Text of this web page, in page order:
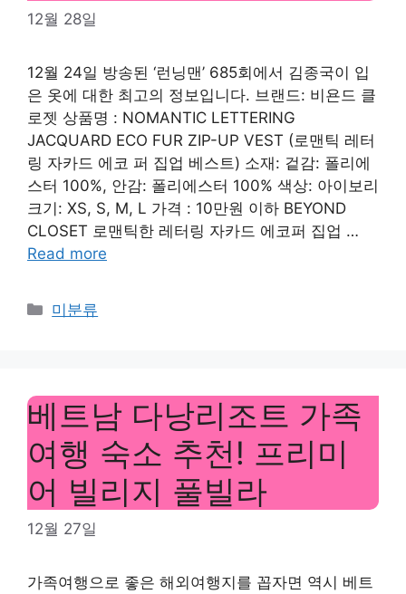
12월 28일
12월 24일 방송된 ‘런닝맨’ 685회에서 김종국이 입
은 옷에 대한 최고의 정보입니다. 브랜드: 비욘드 클
로젯 상품명 : NOMANTIC LETTERING
JACQUARD ECO FUR ZIP-UP VEST (로맨틱 레터
링 자카드 에코 퍼 집업 베스트) 소재: 겉감: 폴리에
스터 100%, 안감: 폴리에스터 100% 색상: 아이보리
크기: XS, S, M, L 가격 : 10만원 이하 BEYOND
CLOSET 로맨틱한 레터링 자카드 에코퍼 집업 …
Read more
Categories
미분류
베트남 다낭리조트 가족
여행 숙소 추천! 프리미
어 빌리지 풀빌라
12월 27일
가족여행으로 좋은 해외여행지를 꼽자면 역시 베트